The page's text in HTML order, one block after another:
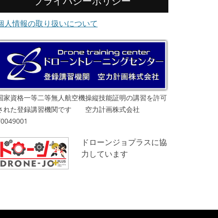
人情報の取り扱いについて
家資格一等二等無人航空機操縦技能証明の講習を許可
れた登録講習機関です 空力計画株式会社
ドローンジョプラスに協
力しています